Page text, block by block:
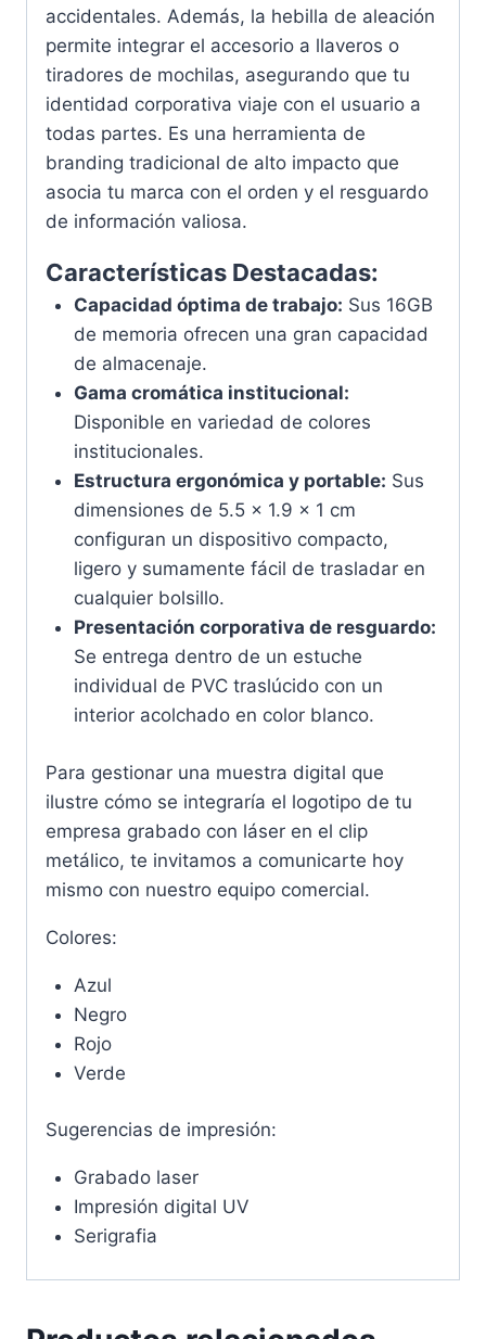
accidentales. Además, la hebilla de aleación
permite integrar el accesorio a llaveros o
tiradores de mochilas, asegurando que tu
identidad corporativa viaje con el usuario a
todas partes. Es una herramienta de
branding tradicional de alto impacto que
asocia tu marca con el orden y el resguardo
de información valiosa.
Características Destacadas:
Capacidad óptima de trabajo: Sus 16GB
de memoria ofrecen una gran capacidad
de almacenaje.
Gama cromática institucional:
Disponible en variedad de colores
institucionales.
Estructura ergonómica y portable: Sus
dimensiones de 5.5 x 1.9 x 1 cm
configuran un dispositivo compacto,
ligero y sumamente fácil de trasladar en
cualquier bolsillo.
Presentación corporativa de resguardo:
Se entrega dentro de un estuche
individual de PVC traslúcido con un
interior acolchado en color blanco.
Para gestionar una muestra digital que
ilustre cómo se integraría el logotipo de tu
empresa grabado con láser en el clip
metálico, te invitamos a comunicarte hoy
mismo con nuestro equipo comercial.
Colores:
Azul
Negro
Rojo
Verde
Sugerencias de impresión:
Grabado laser
Impresión digital UV
Serigrafia